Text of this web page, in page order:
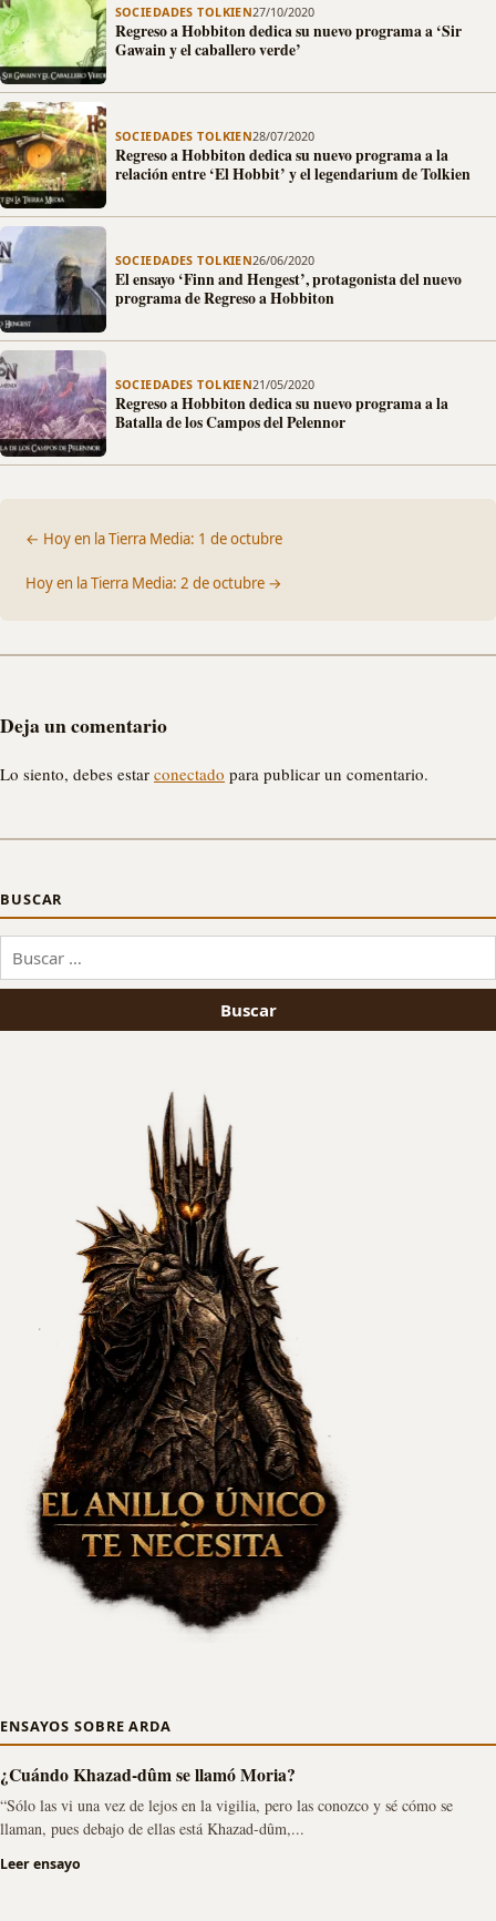
SOCIEDADES TOLKIEN27/10/2020
Regreso a Hobbiton dedica su nuevo programa a ‘Sir
Gawain y el caballero verde’
SOCIEDADES TOLKIEN28/07/2020
Regreso a Hobbiton dedica su nuevo programa a la
relación entre ‘El Hobbit’ y el legendarium de Tolkien
SOCIEDADES TOLKIEN26/06/2020
El ensayo ‘Finn and Hengest’, protagonista del nuevo
programa de Regreso a Hobbiton
SOCIEDADES TOLKIEN21/05/2020
Regreso a Hobbiton dedica su nuevo programa a la
Batalla de los Campos del Pelennor
← Hoy en la Tierra Media: 1 de octubre
Hoy en la Tierra Media: 2 de octubre →
Deja un comentario
Lo siento, debes estar conectado para publicar un comentario.
BUSCAR
Buscar:
ENSAYOS SOBRE ARDA
¿Cuándo Khazad-dûm se llamó Moria?
“Sólo las vi una vez de lejos en la vigilia, pero las conozco y sé cómo se
llaman, pues debajo de ellas está Khazad-dûm,...
Leer ensayo